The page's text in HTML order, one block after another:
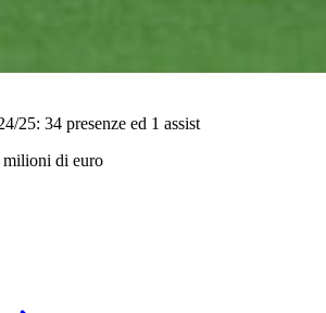
25: 34 presenze ed 1 assist
milioni di euro